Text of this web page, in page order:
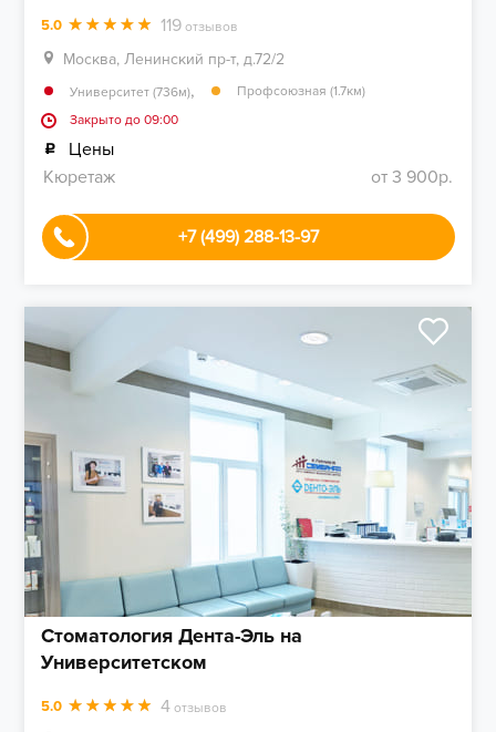
5.0 119 отзывов
Москва, Ленинский пр-т, д.72/2
Университет (736м),
Профсоюзная (1.7км)
Закрыто до 09:00
Цены
Кюретаж
от 3 900р.
+7 (499) 288-13-97
Стоматология Дента-Эль на
Университетском
5.0 4 отзывов